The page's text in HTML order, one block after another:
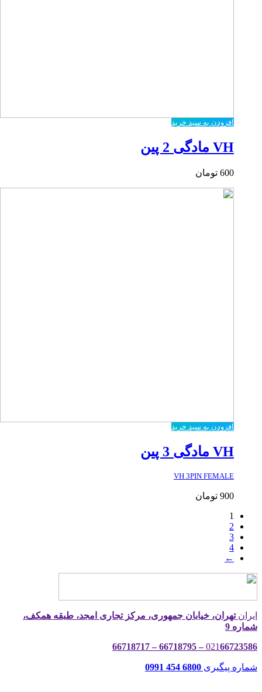
افزودن به سبد خرید
VH مادگی 2 پین
600 تومان
افزودن به سبد خرید
VH مادگی 3 پین
VH 3PIN FEMALE
900 تومان
1
2
3
4
←
ایرانتهران، خیابان جمهوری، مرکز تجاری امجد، طبقه همکف،
شماره 9
02166723586 – 66718795 – 66718717
شماره پیگیری 6800 454 0991